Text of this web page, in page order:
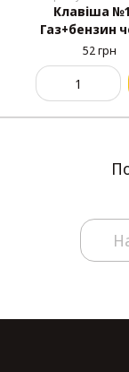
Клавіша
Газ+бензин
прямоуг
3полож.
фіксацією
52 грн